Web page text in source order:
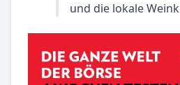
und die lokale